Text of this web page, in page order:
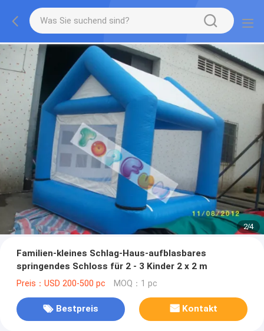
2/4
Familien-kleines Schlag-Haus-aufblasbares
springendes Schloss für 2 - 3 Kinder 2 x 2 m
Preis：USD 200-500 pc MOQ：1 pc
Bestpreis Kontakt